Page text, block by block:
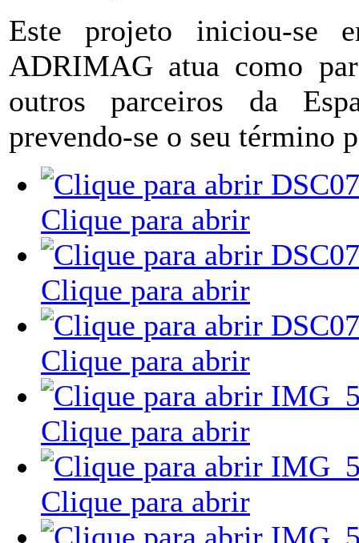
Este projeto iniciou-
ADRIMAG atua como
outros parceiros da
prevendo-se o seu término
Clique para abrir
Clique para abrir
Clique para abrir
Clique para abrir
Clique para abrir